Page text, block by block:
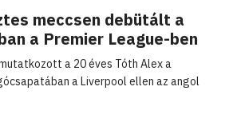
meccsen debütált a
a Premier League-ben
a 20 éves Tóth Alex a
a Liverpool ellen az angol